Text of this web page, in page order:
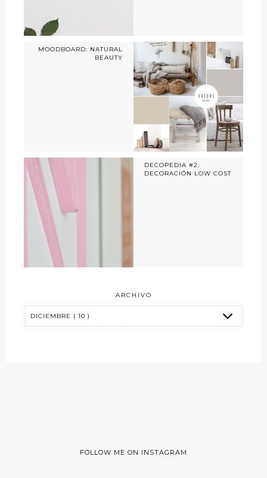
MOODBOARD: NATURAL
BEAUTY
DECOPEDIA #2:
DECORACIÓN LOW COST
ARCHIVO
FOLLOW ME ON INSTAGRAM